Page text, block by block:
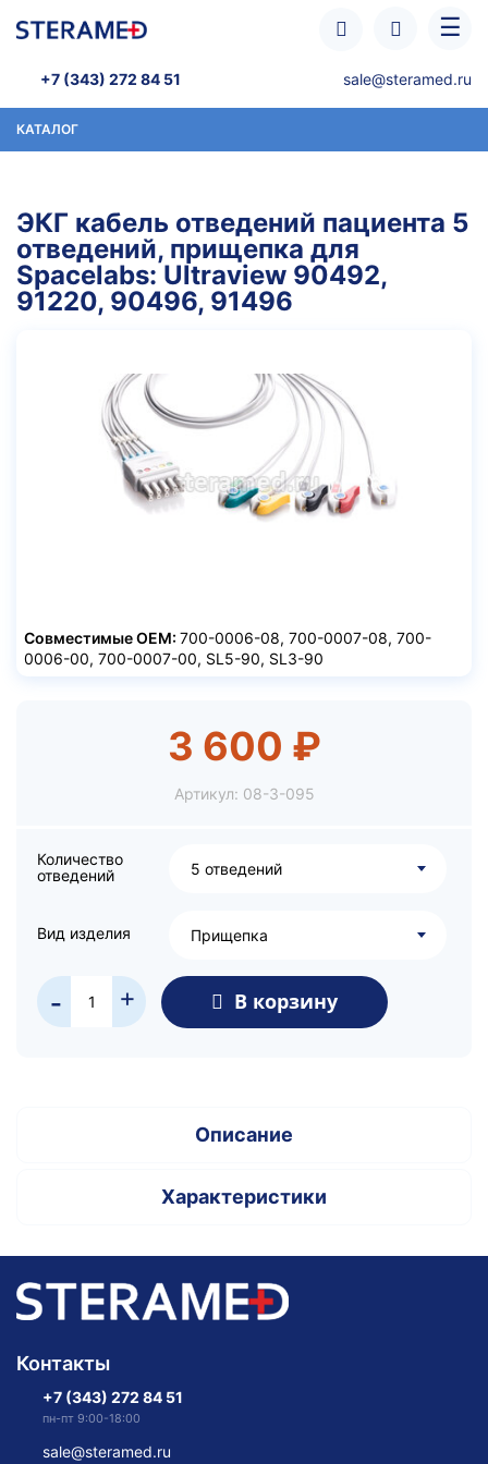
☰
+7 (343) 272 84 51 sale@steramed.ru
КАТАЛОГ
ЭКГ кабель отведений пациента 5
отведений, прищепка для
Spacelabs: Ultraview 90492,
91220, 90496, 91496
Совместимые ОЕМ: 700-0006-08, 700-0007-08, 700-
0006-00, 700-0007-00, SL5-90, SL3-90
3 600 ₽
Артикул: 08-3-095
Количество
отведений
5 отведений
Вид изделия Прищепка
- + В корзину
Описание
Характеристики
Контакты
+7 (343) 272 84 51
пн-пт 9:00-18:00
sale@steramed.ru